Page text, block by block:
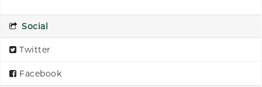
Social
Twitter
Facebook